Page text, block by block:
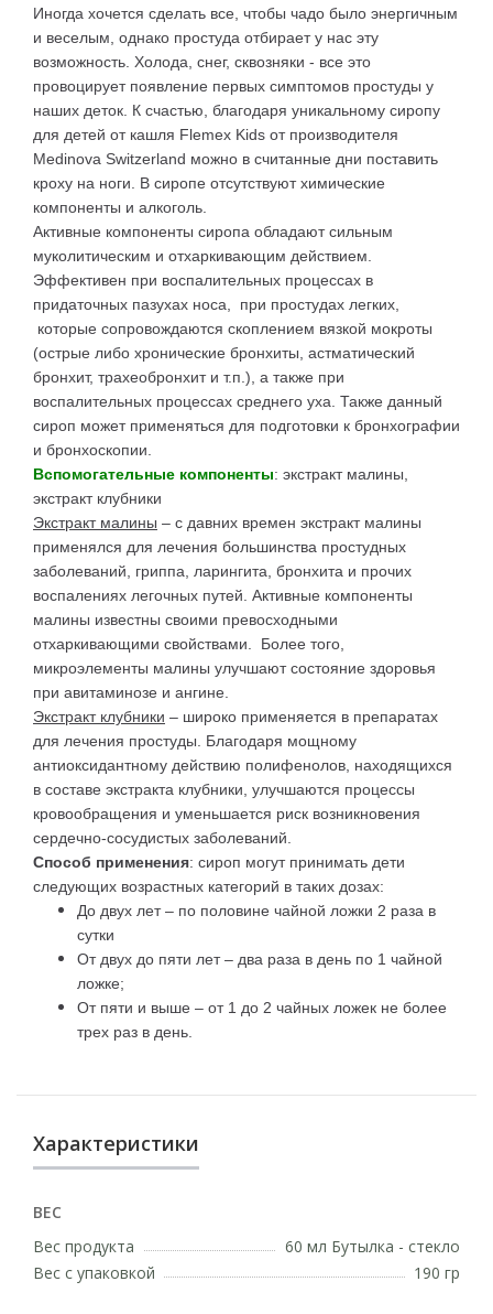
Иногда хочется сделать все, чтобы чадо было энергичным
и веселым, однако простуда отбирает у нас эту
возможность. Холода, снег, сквозняки - все это
провоцирует появление первых симптомов простуды у
наших деток. К счастью, благодаря уникальному сиропу
для детей от кашля Flemex Kids от производителя
Medinova Switzerland можно в считанные дни поставить
кроху на ноги. В сиропе отсутствуют химические
компоненты и алкоголь.
Активные компоненты сиропа обладают сильным
муколитическим и отхаркивающим действием.
Эффективен при воспалительных процессах в
придаточных пазухах носа, при простудах легких,
которые сопровождаются скоплением вязкой мокроты
(острые либо хронические бронхиты, астматический
бронхит, трахеобронхит и т.п.), а также при
воспалительных процессах среднего уха. Также данный
сироп может применяться для подготовки к бронхографии
и бронхоскопии.
Вспомогательные компоненты: экстракт малины,
экстракт клубники
Экстракт малины – с давних времен экстракт малины
применялся для лечения большинства простудных
заболеваний, гриппа, ларингита, бронхита и прочих
воспалениях легочных путей. Активные компоненты
малины известны своими превосходными
отхаркивающими свойствами. Более того,
микроэлементы малины улучшают состояние здоровья
при авитаминозе и ангине.
Экстракт клубники – широко применяется в препаратах
для лечения простуды. Благодаря мощному
антиоксидантному действию полифенолов, находящихся
в составе экстракта клубники, улучшаются процессы
кровообращения и уменьшается риск возникновения
сердечно-сосудистых заболеваний.
Способ применения: сироп могут принимать дети
следующих возрастных категорий в таких дозах:
До двух лет – по половине чайной ложки 2 раза в
сутки
От двух до пяти лет – два раза в день по 1 чайной
ложке;
От пяти и выше – от 1 до 2 чайных ложек не более
трех раз в день.
Характеристики
ВЕС
Вес продукта
60 мл Бутылка - стекло
Вес с упаковкой
190 гр